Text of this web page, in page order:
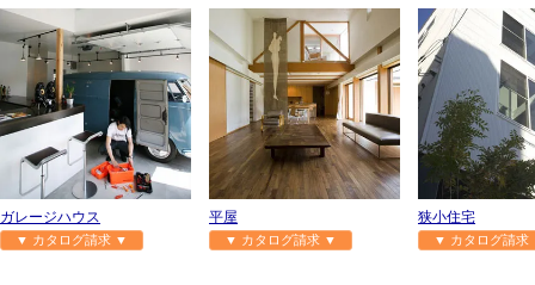
ガレージハウス
▼ カタログ請求 ▼
平屋
▼ カタログ請求 ▼
狭小住宅
▼ カタログ請